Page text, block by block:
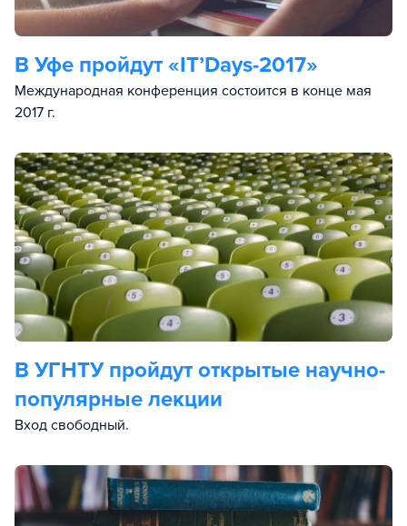
В Уфе пройдут «IT’Days-2017»
Международная конференция состоится в конце мая
2017 г.
В УГНТУ пройдут открытые научно-
популярные лекции
Вход свободный.